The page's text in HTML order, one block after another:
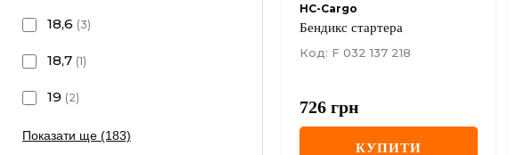
18,6 (3)
18,7 (1)
19 (2)
Показати ще (183)
HC-Cargo
Бендикс стартера
Код: F 032 137 218
726 грн
КУПИТИ